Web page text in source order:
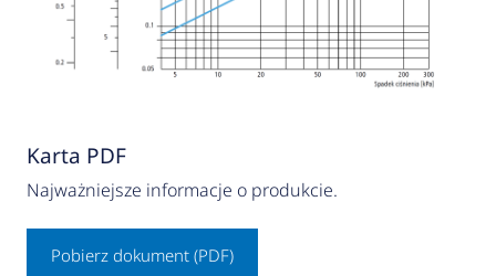
Karta PDF
Najważniejsze informacje o produkcie.
Pobierz dokument (PDF)